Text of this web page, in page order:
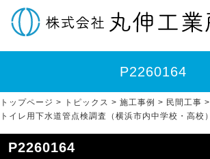
P2260164
トップページ > トピックス > 施工事例 > 民間工事 >
トイレ用下水道管点検調査（横浜市内中学校・高校）
P2260164